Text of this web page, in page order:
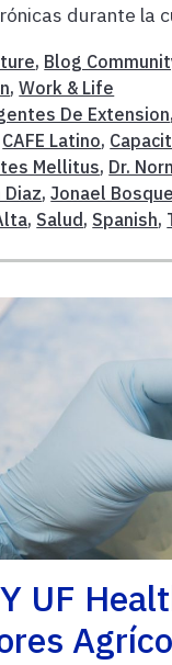
durante la
, Blog
,Work & Life
De Extension
CAFE Latino,
Mellitus, Dr.
Diaz,Jonael
, Salud, Spanish,
UF